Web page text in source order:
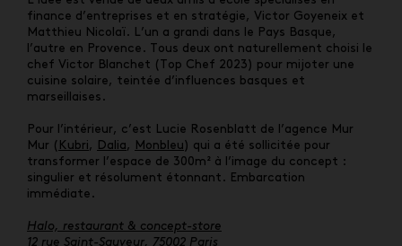
finance d’entreprises et en stratégie, Victor Goyeneix et
Matthieu Nicolaï. L’un a grandi dans le Pays Basque,
l’autre en Provence. Tous deux ont naturellement choisi le
chef Victor Blanchet (Top Chef 2023) pour mijoter une
cuisine solaire, teintée d’influences basques et
marseillaises.
Pour l’intérieur, c’est
Lucie Rosenblatt de l’agence Mur
Mur ( Kubri , Dalia , Monbleu) qui a été sollicitée pour
transformer l’espace de 300m² à l’image du concept :
singulier et résolument étonnant. Embarcation
immédiate.
Halo, restaurant & concept-store
12 rue Saint-Sauveur, 75002 Paris